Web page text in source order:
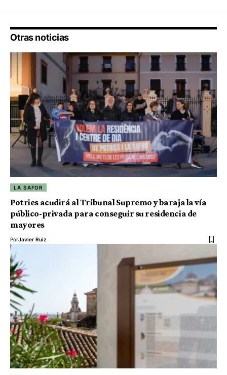
Otras noticias
LA SAFOR
Potries acudirá al Tribunal Supremo y baraja la vía
público-privada para conseguir su residencia de
mayores
PorJavier Ruiz